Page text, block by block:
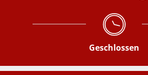
Geschlossen